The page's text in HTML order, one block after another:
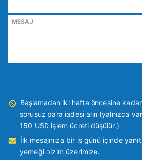
MESAJ
Başlamadan iki hafta öncesine
sorusuz para iadesi alın (yalnızca
150 USD işlem ücreti düşülür.)
İlk mesajınıza bir iş günü içinde
yemeği bizim üzerimize.